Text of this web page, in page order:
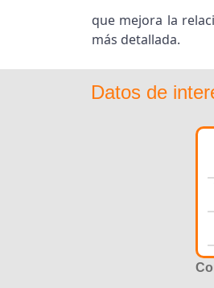
que mejora la
más detallada.
Datos de